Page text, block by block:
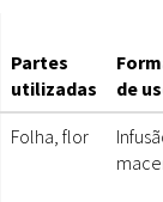
Partes
utilizadas
de
Folha, flor